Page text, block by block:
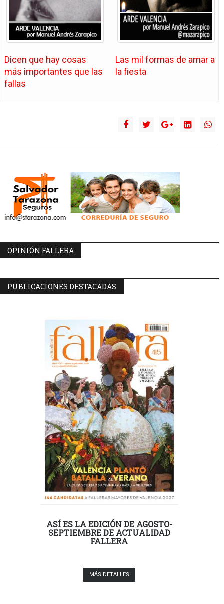
Dicen que hay cosas
más importantes que las
fallas
Las mil formas de amar a
la fiesta
OPINIÓN FALLERA
PUBLICACIONES DESTACADAS
ASÍ ES LA EDICIÓN DE AGOSTO-
SEPTIEMBRE DE ACTUALIDAD
FALLERA
MÁS DETALLES